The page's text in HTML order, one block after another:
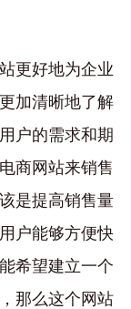
更好地为企业
加清晰地了解
户的需求和期
商网站来销售
是提高销售量
户能够方便快
希望建立一个
那么这个网站